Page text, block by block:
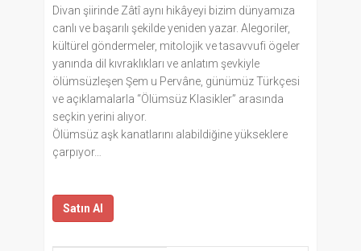
Divan şiirinde Zâtî aynı hikâyeyi bizim dünyamıza
canlı ve başarılı şekilde yeniden yazar. Alegoriler,
kültürel göndermeler, mitolojik ve tasavvufi ögeler
yanında dil kıvraklıkları ve anlatım şevkiyle
ölümsüzleşen Şem u Pervâne, günümüz Türkçesi
ve açıklamalarla “Ölümsüz Klasikler” arasında
seçkin yerini alıyor.
Ölümsüz aşk kanatlarını alabildiğine yükseklere
çarpıyor…
Satın Al